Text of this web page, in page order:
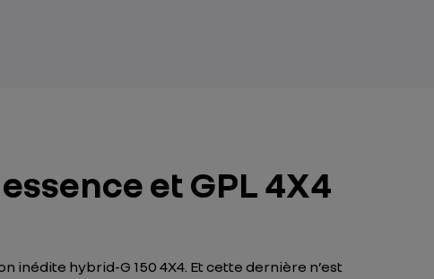
et GPL 4X4
inédite hybrid-G 150 4X4. Et cette dernière n’est